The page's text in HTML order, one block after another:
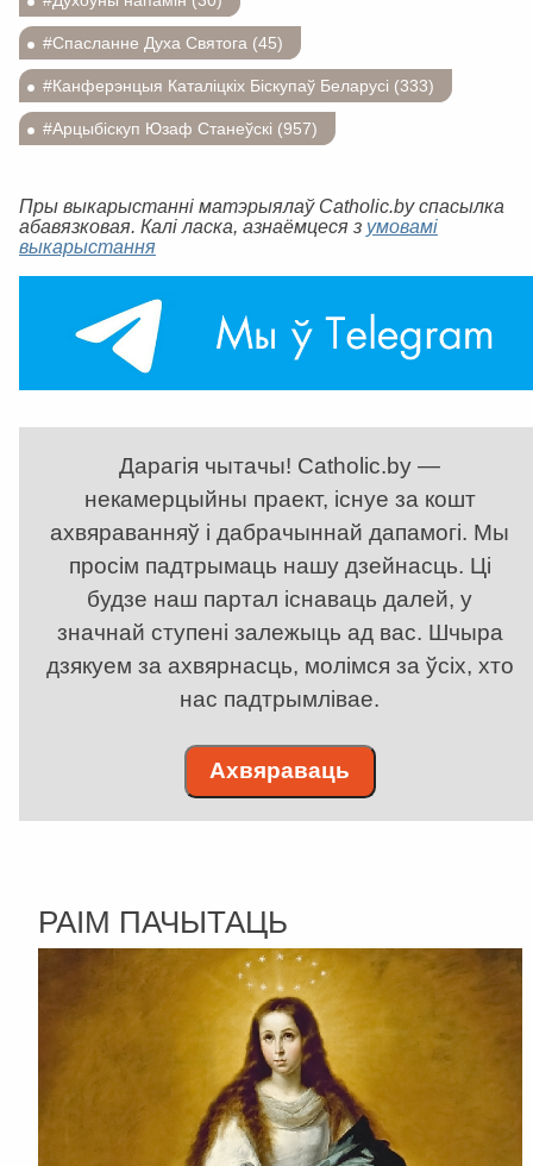
#Спасланне Духа Святога (45)
#Канферэнцыя Каталіцкіх Біскупаў Беларусі (333)
#Арцыбіскуп Юзаф Станеўскі (957)
Пры выкарыстанні матэрыялаў Catholic.by спасылка
абавязковая. Калі ласка, азнаёмцеся з умовамі
выкарыстання
Дарагія чытачы! Catholic.by —
некамерцыйны праект, існуе за кошт
ахвяраванняў і дабрачыннай дапамогі. Мы
просім падтрымаць нашу дзейнасць. Ці
будзе наш партал існаваць далей, у
значнай ступені залежыць ад вас. Шчыра
дзякуем за ахвярнасць, молімся за ўсіх, хто
нас падтрымлівае.
Ахвяраваць
РАІМ ПАЧЫТАЦЬ